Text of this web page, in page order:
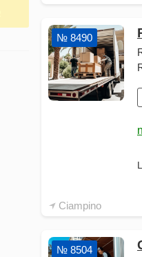
Ciampino
№ 8490
№ 8504